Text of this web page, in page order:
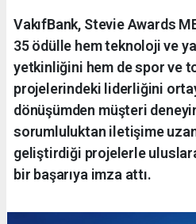
VakıfBank, Stevie Awards
35 ödülle hem teknoloji ve
yetkinliğini hem de spor ve
projelerindeki liderliğini
dönüşümden müşteri
sorumluluktan iletişime
geliştirdiği projelerle
bir başarıya imza attı.